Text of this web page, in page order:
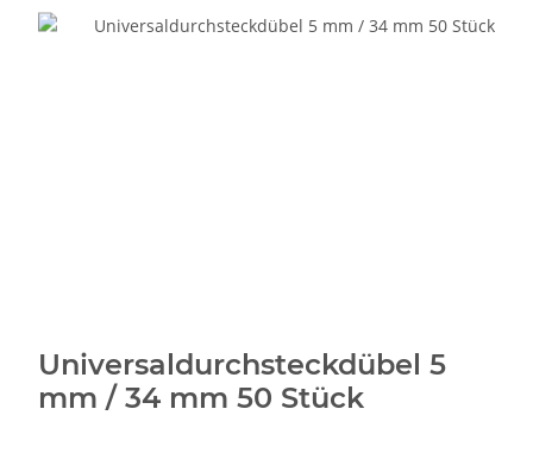
Universaldurchsteckdübel 5
mm / 34 mm 50 Stück